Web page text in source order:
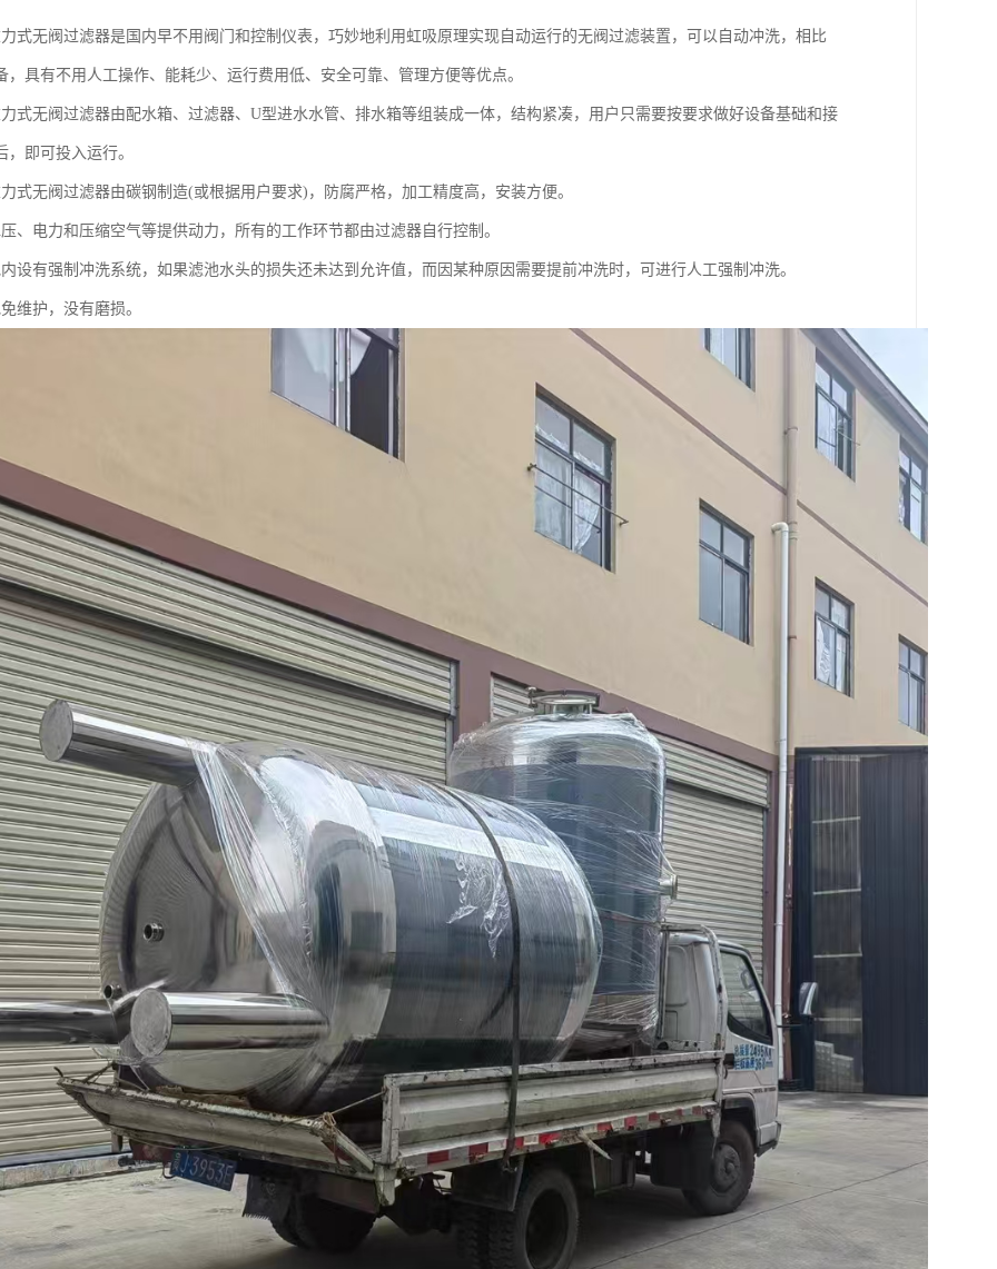
式无阀过滤器是国内早不用阀门和控制仪表，巧妙地利用虹吸原理实现自动运行的无阀过滤装置，可以自动冲洗，相比
，具有不用人工操作、能耗少、运行费用低、安全可靠、管理方便等优点。
式无阀过滤器由配水箱、过滤器、U型进水水管、排水箱等组装成一体，结构紧凑，用户只需要按要求做好设备基础和接
，即可投入运行。
式无阀过滤器由碳钢制造(或根据用户要求)，防腐严格，加工精度高，安装方便。
、电力和压缩空气等提供动力，所有的工作环节都由过滤器自行控制。
设有强制冲洗系统，如果滤池水头的损失还未达到允许值，而因某种原因需要提前冲洗时，可进行人工强制冲洗。
维护，没有磨损。